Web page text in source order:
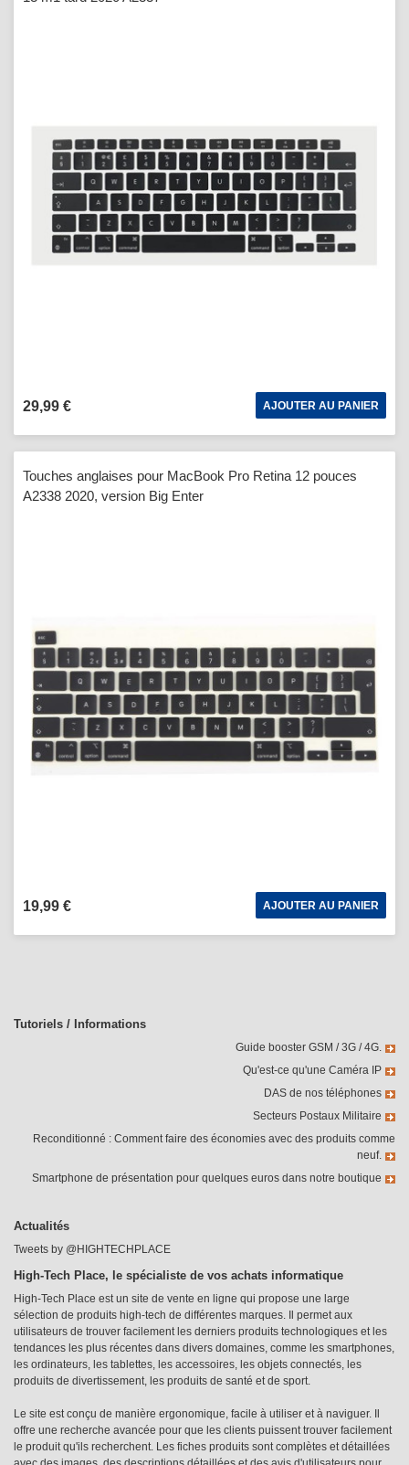
29,99 € AJOUTER AU PANIER
Touches anglaises pour MacBook Pro Retina 12 pouces
A2338 2020, version Big Enter
19,99 € AJOUTER AU PANIER
Tutoriels / Informations
Guide booster GSM / 3G / 4G.
Qu'est-ce qu'une Caméra IP
DAS de nos téléphones
Secteurs Postaux Militaire
Reconditionné : Comment faire des économies avec des produits comme
neuf.
Smartphone de présentation pour quelques euros dans notre boutique
Actualités
Tweets by @HIGHTECHPLACE
High-Tech Place, le spécialiste de vos achats informatique
High-Tech Place est un site de vente en ligne qui propose une large
sélection de produits high-tech de différentes marques. Il permet aux
utilisateurs de trouver facilement les derniers produits technologiques et les
tendances les plus récentes dans divers domaines, comme les smartphones,
les ordinateurs, les tablettes, les accessoires, les objets connectés, les
produits de divertissement, les produits de santé et de sport.
Le site est conçu de manière ergonomique, facile à utiliser et à naviguer. Il
offre une recherche avancée pour que les clients puissent trouver facilement
le produit qu'ils recherchent. Les fiches produits sont complètes et détaillées